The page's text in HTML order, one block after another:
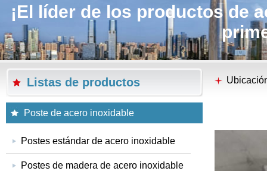
¡El líder de los productos de
Listas de productos
Poste de acero inoxidable
Postes estándar de acero inoxidable
Postes de madera de acero inoxidable